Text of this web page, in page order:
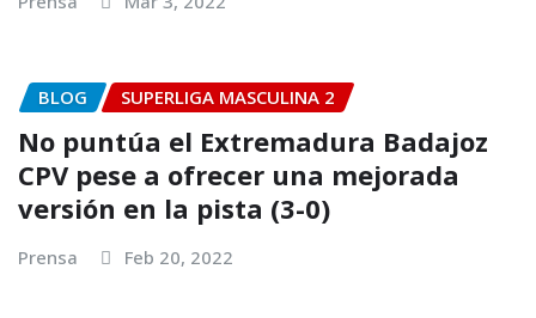
BLOG SUPERLIGA MASCULINA 2
No puntúa el Extremadura Badajoz
CPV pese a ofrecer una mejorada
versión en la pista (3-0)
Prensa Feb 20, 2022